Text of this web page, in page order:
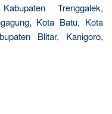
Trenggalek,
Kota Batu, Kota
Blitar, Kanigoro,